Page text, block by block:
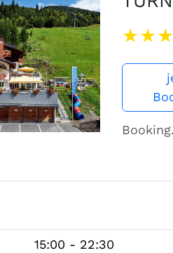
15:00 - 22:30